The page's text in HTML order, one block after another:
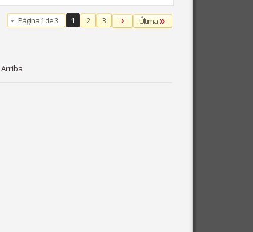
Página 1 de 3 1 2 3 Última
Arriba